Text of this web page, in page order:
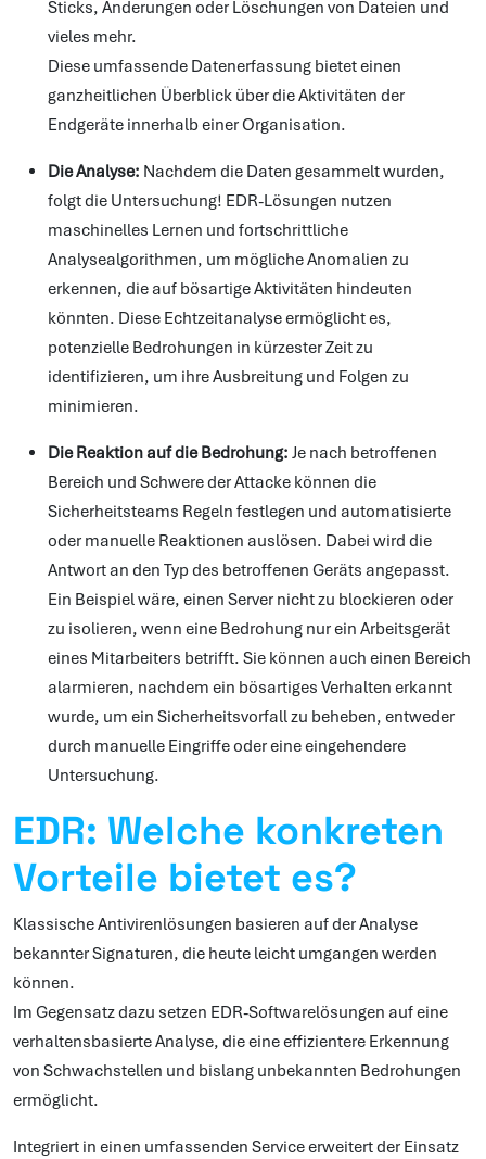
Sticks, Änderungen oder Löschungen von Dateien und
vieles mehr.
Diese umfassende Datenerfassung bietet einen
ganzheitlichen Überblick über die Aktivitäten der
Endgeräte innerhalb einer Organisation.
Die Analyse: Nachdem die Daten gesammelt wurden,
folgt die Untersuchung! EDR-Lösungen nutzen
maschinelles Lernen und fortschrittliche
Analysealgorithmen, um mögliche Anomalien zu
erkennen, die auf bösartige Aktivitäten hindeuten
könnten. Diese Echtzeitanalyse ermöglicht es,
potenzielle Bedrohungen in kürzester Zeit zu
identifizieren, um ihre Ausbreitung und Folgen zu
minimieren.
Die Reaktion auf die Bedrohung: Je nach betroffenen
Bereich und Schwere der Attacke können die
Sicherheitsteams Regeln festlegen und automatisierte
oder manuelle Reaktionen auslösen. Dabei wird die
Antwort an den Typ des betroffenen Geräts angepasst.
Ein Beispiel wäre, einen Server nicht zu blockieren oder
zu isolieren, wenn eine Bedrohung nur ein Arbeitsgerät
eines Mitarbeiters betrifft. Sie können auch einen Bereich
alarmieren, nachdem ein bösartiges Verhalten erkannt
wurde, um ein Sicherheitsvorfall zu beheben, entweder
durch manuelle Eingriffe oder eine eingehendere
Untersuchung.
EDR: Welche konkreten
Vorteile bietet es?
Klassische Antivirenlösungen basieren auf der Analyse
bekannter Signaturen, die heute leicht umgangen werden
können.
Im Gegensatz dazu setzen EDR-Softwarelösungen auf eine
verhaltensbasierte Analyse, die eine effizientere Erkennung
von Schwachstellen und bislang unbekannten Bedrohungen
ermöglicht.
Integriert in einen umfassenden Service erweitert der Einsatz